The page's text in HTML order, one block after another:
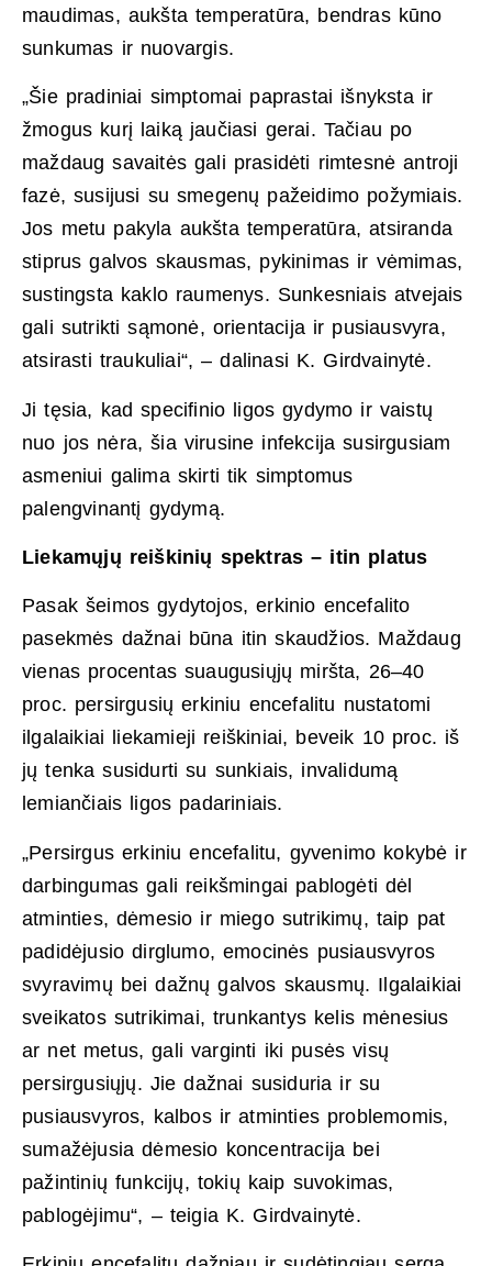
maudimas, aukšta temperatūra, bendras kūno
sunkumas ir nuovargis.
„Šie pradiniai simptomai paprastai išnyksta ir
žmogus kurį laiką jaučiasi gerai. Tačiau po
maždaug savaitės gali prasidėti rimtesnė antroji
fazė, susijusi su smegenų pažeidimo požymiais.
Jos metu pakyla aukšta temperatūra, atsiranda
stiprus galvos skausmas, pykinimas ir vėmimas,
sustingsta kaklo raumenys. Sunkesniais atvejais
gali sutrikti sąmonė, orientacija ir pusiausvyra,
atsirasti traukuliai“, – dalinasi K. Girdvainytė.
Ji tęsia, kad specifinio ligos gydymo ir vaistų
nuo jos nėra, šia virusine infekcija susirgusiam
asmeniui galima skirti tik simptomus
palengvinantį gydymą.
Liekamųjų reiškinių spektras – itin platus
Pasak šeimos gydytojos, erkinio encefalito
pasekmės dažnai būna itin skaudžios. Maždaug
vienas procentas suaugusiųjų miršta, 26–40
proc. persirgusių erkiniu encefalitu nustatomi
ilgalaikiai liekamieji reiškiniai, beveik 10 proc. iš
jų tenka susidurti su sunkiais, invalidumą
lemiančiais ligos padariniais.
„Persirgus erkiniu encefalitu, gyvenimo kokybė ir
darbingumas gali reikšmingai pablogėti dėl
atminties, dėmesio ir miego sutrikimų, taip pat
padidėjusio dirglumo, emocinės pusiausvyros
svyravimų bei dažnų galvos skausmų. Ilgalaikiai
sveikatos sutrikimai, trunkantys kelis mėnesius
ar net metus, gali varginti iki pusės visų
persirgusiųjų. Jie dažnai susiduria ir su
pusiausvyros, kalbos ir atminties problemomis,
sumažėjusia dėmesio koncentracija bei
pažintinių funkcijų, tokių kaip suvokimas,
pablogėjimu“, – teigia K. Girdvainytė.